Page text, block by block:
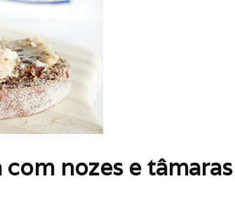
nozes e tâmaras